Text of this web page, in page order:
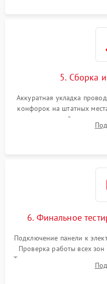
5. Сборка
Аккуратная укладка
конфорок на штатных
проверкой
термостойкого
6. Финальное
Подключение панели к
Проверка работы всех
Тестирование сенсорного
остаточного тепла и